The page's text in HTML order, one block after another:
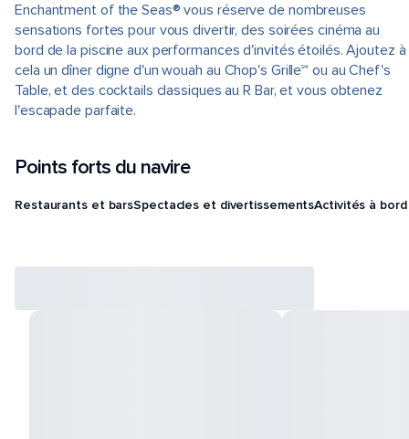
Enchantment of the Seas® vous réserve de nombreuses
sensations fortes pour vous divertir, des soirées cinéma au
bord de la piscine aux performances d'invités étoilés. Ajoutez à
cela un dîner digne d'un wouah au Chop's Grille℠ ou au Chef's
Table, et des cocktails classiques au R Bar, et vous obtenez
l'escapade parfaite.
Points forts du navire
Restaurants et barsSpectacles et divertissementsActivités à bord